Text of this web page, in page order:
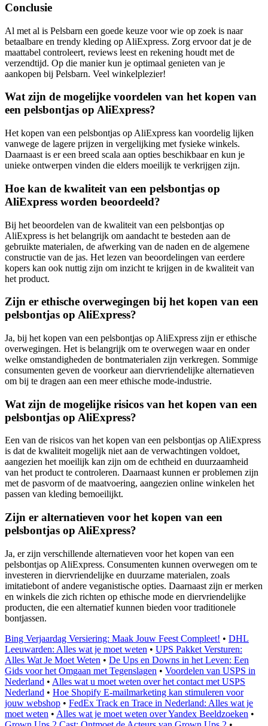
Conclusie
Al met al is Pelsbarn een goede keuze voor wie op zoek is naar
betaalbare en trendy kleding op AliExpress. Zorg ervoor dat je de
maattabel controleert, reviews leest en rekening houdt met de
verzendtijd. Op die manier kun je optimaal genieten van je
aankopen bij Pelsbarn. Veel winkelplezier!
Wat zijn de mogelijke voordelen van het kopen van
een pelsbontjas op AliExpress?
Het kopen van een pelsbontjas op AliExpress kan voordelig lijken
vanwege de lagere prijzen in vergelijking met fysieke winkels.
Daarnaast is er een breed scala aan opties beschikbaar en kun je
unieke ontwerpen vinden die elders moeilijk te verkrijgen zijn.
Hoe kan de kwaliteit van een pelsbontjas op
AliExpress worden beoordeeld?
Bij het beoordelen van de kwaliteit van een pelsbontjas op
AliExpress is het belangrijk om aandacht te besteden aan de
gebruikte materialen, de afwerking van de naden en de algemene
constructie van de jas. Het lezen van beoordelingen van eerdere
kopers kan ook nuttig zijn om inzicht te krijgen in de kwaliteit van
het product.
Zijn er ethische overwegingen bij het kopen van een
pelsbontjas op AliExpress?
Ja, bij het kopen van een pelsbontjas op AliExpress zijn er ethische
overwegingen. Het is belangrijk om te overwegen waar en onder
welke omstandigheden de bontmaterialen zijn verkregen. Sommige
consumenten geven de voorkeur aan diervriendelijke alternatieven
om bij te dragen aan een meer ethische mode-industrie.
Wat zijn de mogelijke risicos van het kopen van een
pelsbontjas op AliExpress?
Een van de risicos van het kopen van een pelsbontjas op AliExpress
is dat de kwaliteit mogelijk niet aan de verwachtingen voldoet,
aangezien het moeilijk kan zijn om de echtheid en duurzaamheid
van het product te controleren. Daarnaast kunnen er problemen zijn
met de pasvorm of de maatvoering, aangezien online winkelen het
passen van kleding bemoeilijkt.
Zijn er alternatieven voor het kopen van een
pelsbontjas op AliExpress?
Ja, er zijn verschillende alternatieven voor het kopen van een
pelsbontjas op AliExpress. Consumenten kunnen overwegen om te
investeren in diervriendelijke en duurzame materialen, zoals
imitatiebont of andere veganistische opties. Daarnaast zijn er merken
en winkels die zich richten op ethische mode en diervriendelijke
producten, die een alternatief kunnen bieden voor traditionele
bontjassen.
Bing Verjaardag Versiering: Maak Jouw Feest Compleet! • DHL
Leeuwarden: Alles wat je moet weten • UPS Pakket Versturen:
Alles Wat Je Moet Weten • De Ups en Downs in het Leven: Een
Gids voor het Omgaan met Tegenslagen • Voordelen van USPS in
Nederland • Alles wat u moet weten over het contact met USPS
Nederland • Hoe Shopify E-mailmarketing kan stimuleren voor
jouw webshop • FedEx Track en Trace in Nederland: Alles wat je
moet weten • Alles wat je moet weten over Yandex Beeldzoeken •